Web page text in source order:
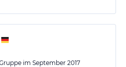
im September 2017